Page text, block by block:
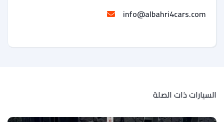
info@albahri4cars.com
السيارات ذات الصلة